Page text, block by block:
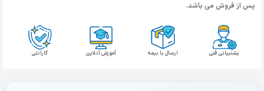
پس از فروش می باشد.
گارانتی آموزش آنلاین ارسال با بیمه پشتیبانی فنی